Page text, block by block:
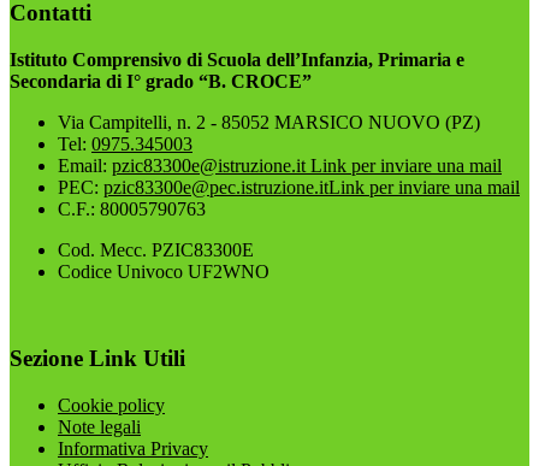
Contatti
Istituto Comprensivo di Scuola dell’Infanzia, Primaria e
Secondaria di I° grado “B. CROCE”
Via Campitelli, n. 2 - 85052 MARSICO NUOVO (PZ)
Tel: 0975.345003
Email: pzic83300e@istruzione.it Link per inviare una mail
PEC: pzic83300e@pec.istruzione.itLink per inviare una mail
C.F.: 80005790763
Cod. Mecc. PZIC83300E
Codice Univoco UF2WNO
Sezione Link Utili
Cookie policy
Note legali
Informativa Privacy